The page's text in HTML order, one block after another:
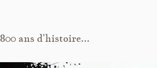
800 ans d'histoire...